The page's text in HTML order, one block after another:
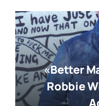
«Better
Robbie